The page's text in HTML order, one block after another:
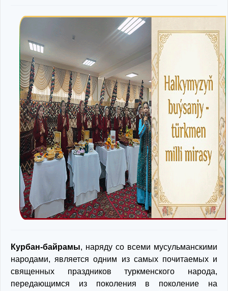
Курбан-байрамы, наряду со всеми мусульманскими
народами, является одним из самых почитаемых и
священных праздников туркменского народа,
передающимся из поколения в поколение на